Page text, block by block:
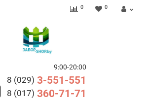
0 0
9:00-20:00
8 (029) 3-551-551
8 (017) 360-71-71